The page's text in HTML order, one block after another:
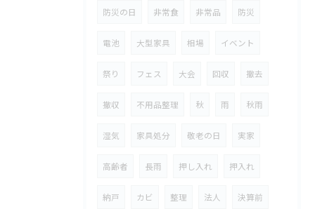
防災の日 非常食 非常品 防災
電池 大型家具 相場 イベント
祭り フェス 大会 回収 撤去
撤収 不用品整理 秋 雨 秋雨
湿気 家具処分 敬老の日 実家
高齢者 長雨 押し入れ 押入れ
納戸 カビ 整理 法人 決算前